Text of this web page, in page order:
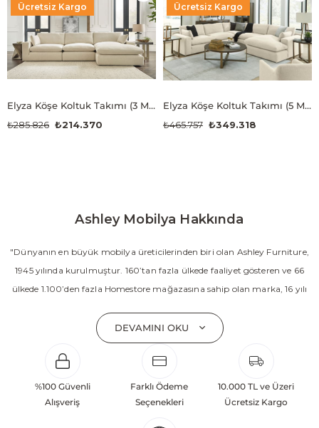
Elyza Köşe Koltuk Takımı (3 Modül)
₺214.370
₺285.826
Ücretsiz Kargo
Elyza Köşe Koltuk Takımı (5 Modül)
₺349.318
₺465.757
Ücretsiz Kargo
Ashley Mobilya Hakkında
"Dünyanın en büyük mobilya üreticilerinden biri olan Ashley Furniture,
1945 yılında kurulmuştur. 160’tan fazla ülkede faaliyet gösteren ve 66
ülkede 1.100’den fazla Homestore mağazasına sahip olan marka, 16 yılı
yatak odası, oturma odası, yemek odası, home ofis ve ev dekorasyon
aksesuarları dahil olmak üzere 20’den fazla ürün kategorisinde geniş bir
koleksiyon sunmaktadır. Sabit ve hareketli koltuklar, yataklar, bahçe
mobilyaları ve demonte ürün grupları ile ürün yelpazesini sürekli
geliştiren Ashley, güçlü ve verimli global altyapısı sayesinde dünya
DEVAMINI OKU
%100 Güvenli
Alışveriş
Farklı Ödeme
Seçenekleri
10.000 TL ve Üzeri
Ücretsiz Kargo